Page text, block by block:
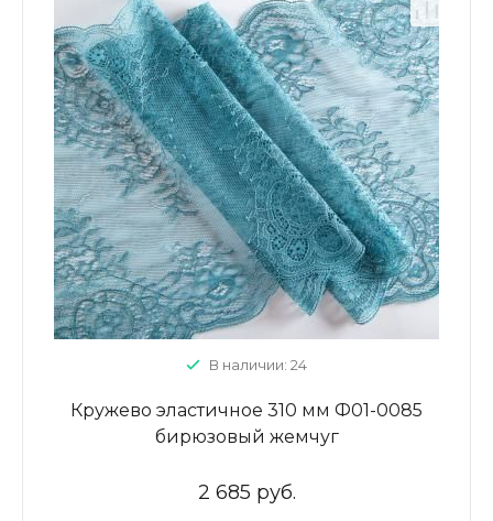
В наличии: 24
Кружево эластичное 310 мм Ф01-0085
бирюзовый жемчуг
2 685 руб.